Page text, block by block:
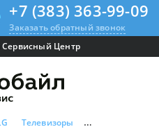
+7 (383) 363-99-09
Заказать обратный звонок
Центр
Телевизоры LG 32LN570V